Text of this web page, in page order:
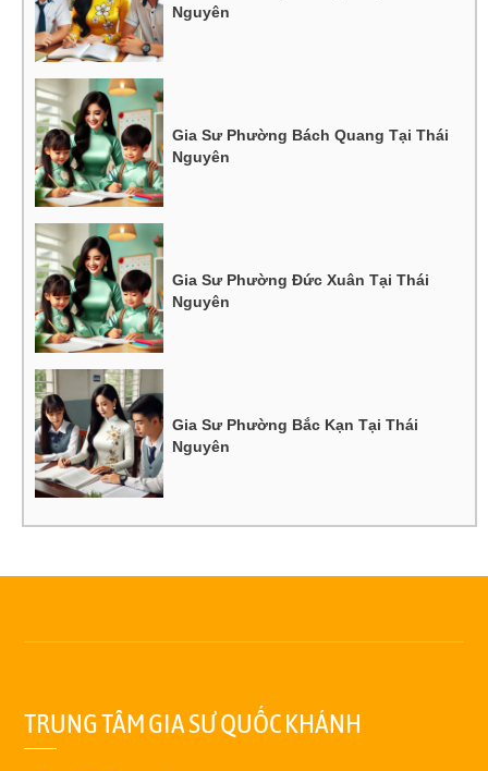
Nguyên
Gia Sư Phường Bách Quang Tại Thái
Nguyên
Gia Sư Phường Đức Xuân Tại Thái
Nguyên
Gia Sư Phường Bắc Kạn Tại Thái
Nguyên
TRUNG TÂM GIA SƯ QUỐC KHÁNH